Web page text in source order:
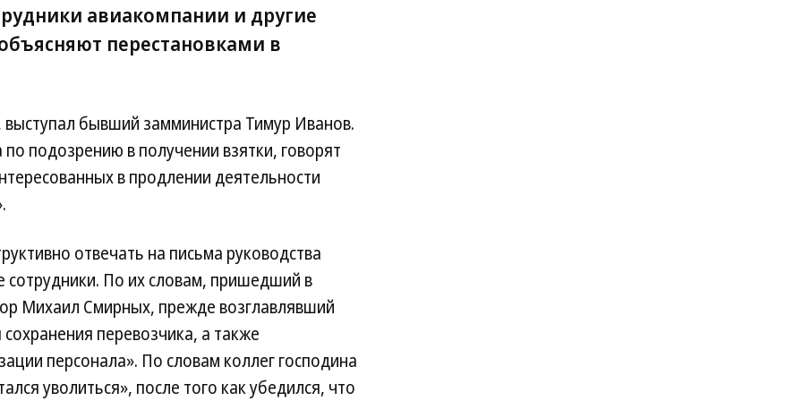
авиакомпании и другие
перестановками в
бывший замминистра Тимур Иванов.
подозрению в получении взятки, говорят
в продлении деятельности
отвечать на письма руководства
По их словам, пришедший в
Михаил Смирных, прежде возглавлявший
перевозчика, а также
персонала». По словам коллег господина
уволиться», после того как убедился, что